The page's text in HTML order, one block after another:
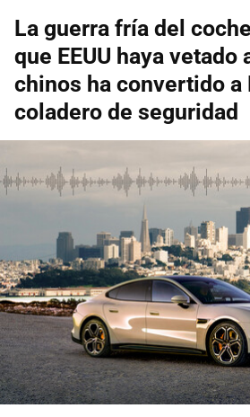
La guerra fría del
que EEUU haya vetado
chinos ha convertido a
coladero de seguridad